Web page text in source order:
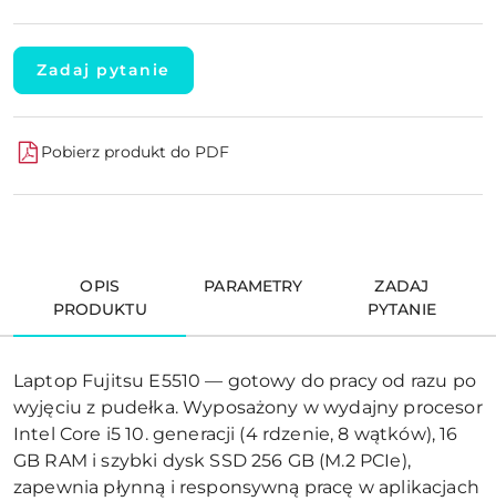
Zadaj pytanie
Pobierz produkt do PDF
OPIS
PRODUKTU
PARAMETRY
ZADAJ
PYTANIE
Laptop Fujitsu E5510 — gotowy do pracy od razu po
wyjęciu z pudełka. Wyposażony w wydajny procesor
Intel Core i5 10. generacji (4 rdzenie, 8 wątków), 16
GB RAM i szybki dysk SSD 256 GB (M.2 PCIe),
zapewnia płynną i responsywną pracę w aplikacjach